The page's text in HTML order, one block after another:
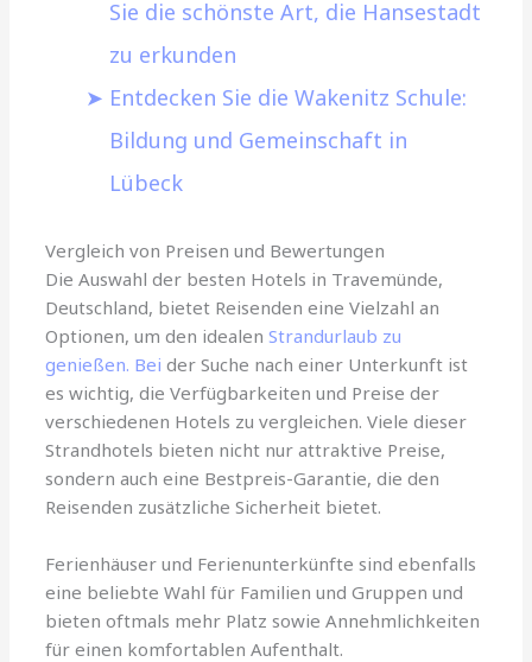
Sie die schönste Art, die Hansestadt
zu erkunden
Entdecken Sie die Wakenitz Schule:
Bildung und Gemeinschaft in
Lübeck
Vergleich von Preisen und Bewertungen
Die Auswahl der besten Hotels in Travemünde,
Deutschland, bietet Reisenden eine Vielzahl an
Optionen, um den idealenStrandurlaub zu
genießen. Bei der Suche nach einer Unterkunft ist
es wichtig, die Verfügbarkeiten und Preise der
verschiedenen Hotels zu vergleichen. Viele dieser
Strandhotels bieten nicht nur attraktive Preise,
sondern auch eine Bestpreis-Garantie, die den
Reisenden zusätzliche Sicherheit bietet.
Ferienhäuser und Ferienunterkünfte sind ebenfalls
eine beliebte Wahl für Familien und Gruppen und
bieten oftmals mehr Platz sowie Annehmlichkeiten
für einen komfortablen Aufenthalt.